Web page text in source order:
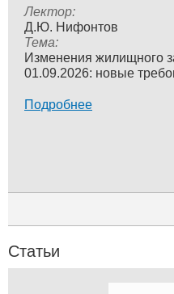
Лектор:
Д.Ю. Нифонтов
Тема:
Изменения жилищного
01.09.2026: новые
Подробнее
Статьи